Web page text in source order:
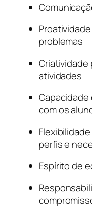
problemas
Criatividade
atividades
Capacidade
com os
perfis e
Espírito de